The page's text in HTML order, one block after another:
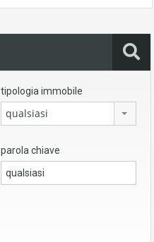
tipologia immobile
qualsiasi
parola chiave